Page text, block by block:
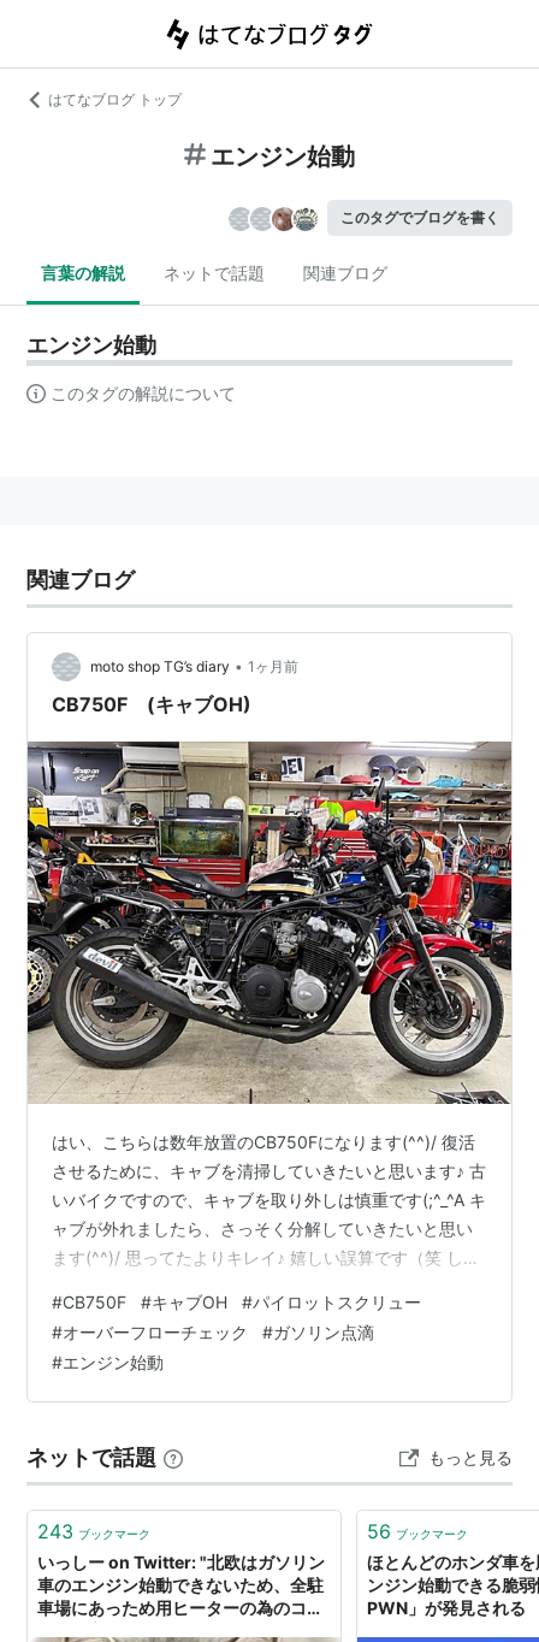
はてなブログ トップ
エンジン始動
このタグでブログを書く
言葉の解説 ネットで話題 関連ブログ
エンジン始動
このタグの解説について
関連ブログ
moto shop TG’s diary • 1ヶ月前
CB750F (キャブOH)
はい、こちらは数年放置のCB750Fになります(^^)/ 復活
させるために、キャブを清掃していきたいと思います♪ 古
いバイクですので、キャブを取り外しは慎重です(;^_^A キ
ャブが外れましたら、さっそく分解していきたいと思い
ます(^^)/ 思ってたよりキレイ♪ 嬉しい誤算です（笑 しか
てます(´；ω；`) ここの通路は、アイドリング付近の燃調
に一番重要な部分！！ 頑張れば外せないことはないと思
いますが、かなり頑張らないと外せません！ よって、
「外さなくても通路がキチンと清掃できれば大丈夫か
#CB750F #キャブOH #パイロットスクリュー
#オーバーフローチェック #ガソリン点滴
#エンジン始動
ネットで話題 もっと見る
243 ブックマーク
いっしー on Twitter: "北欧はガソリン
車のエンジン始動できないため、全駐
車場にあっため用ヒーターの為のコン
56 ブックマーク
ほとんどのホンダ車
ンジン始動できる脆
PWN」が発見される